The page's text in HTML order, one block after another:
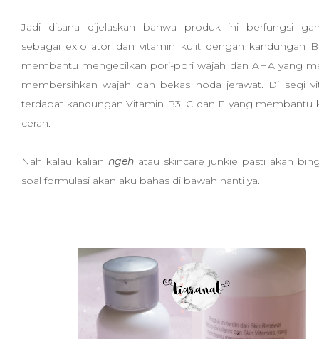
Jadi disana dijelaskan bahwa produk ini berfungsi
sebagai exfoliator dan vitamin kulit dengan kandungan
membantu mengecilkan pori-pori wajah dan AHA yang
membersihkan wajah dan bekas noda jerawat. Di segi
terdapat kandungan Vitamin B3, C dan E yang membantu
cerah.
Nah kalau kalian ngeh atau skincare junkie pasti akan
soal formulasi akan aku bahas di bawah nanti ya.